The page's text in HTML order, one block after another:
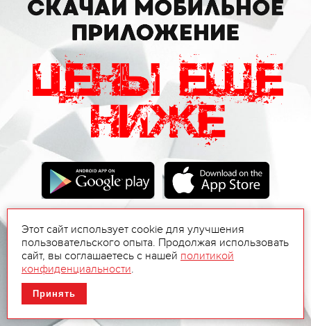
Этот сайт использует cookie для улучшения
пользовательского опыта. Продолжая использовать
сайт, вы соглашаетесь с нашей политикой
конфиденциальности.
Принять